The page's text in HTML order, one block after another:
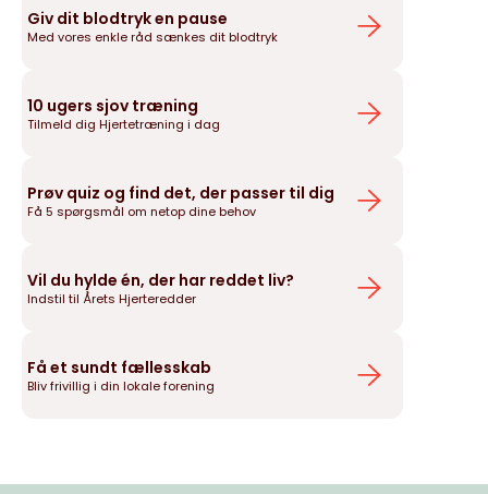
Giv dit blodtryk en pause
Med vores enkle råd sænkes dit blodtryk
10 ugers sjov træning
Tilmeld dig Hjertetræning i dag
Prøv quiz og find det, der passer til dig
Få 5 spørgsmål om netop dine behov
Vil du hylde én, der har reddet liv?
Indstil til Årets Hjerteredder
Få et sundt fællesskab
Bliv frivillig i din lokale forening